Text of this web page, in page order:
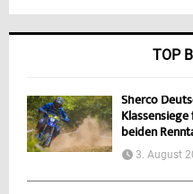
TOP
Sherco
beiden
3. August